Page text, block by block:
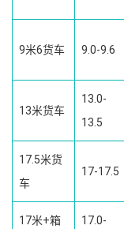
9米6货车 9.0-9.6
13米货车
13.0-
13.5
17.5米货
车
17-17.5
17米+箱
17.0-